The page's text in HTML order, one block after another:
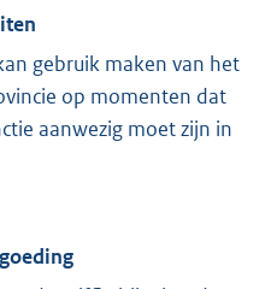
gebruik maken van het
op momenten dat
aanwezig moet zijn in